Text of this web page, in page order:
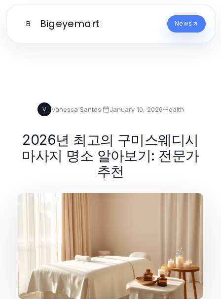
B Bigeyemart News
V Vanessa Santos· January 10, 2026·Health
2026년 최고의 구미스웨디시
마사지 명소 알아보기: 전문가
추천